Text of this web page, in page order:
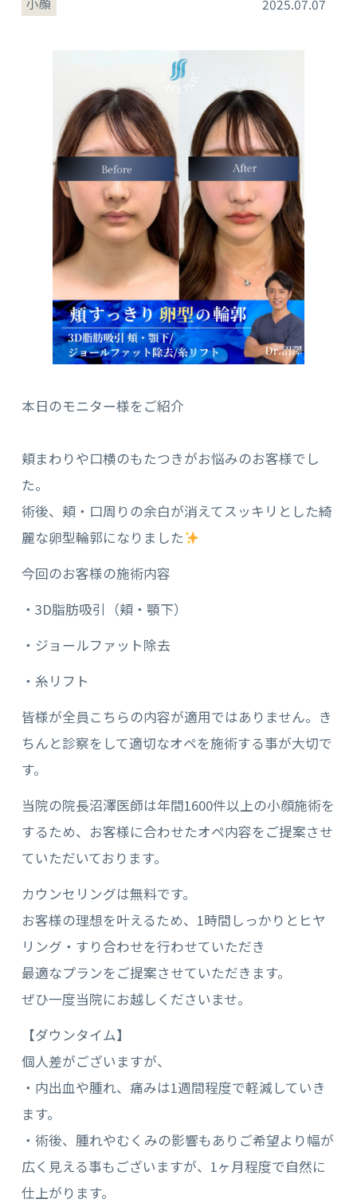
2025.07.07
本日のモニター様をご紹介
頬まわりや口横のもたつきがお悩みのお客様でし
た。
術後、頬・口周りの余白が消えてスッキリとした綺
麗な卵型輪郭になりました
今回のお客様の施術内容
・3D脂肪吸引（頬・顎下）
・ジョールファット除去
・糸リフト
皆様が全員こちらの内容が適用ではありません。き
ちんと診察をして適切なオペを施術する事が大切で
す。
当院の院長沼澤医師は年間1600件以上の小顔施術を
するため、お客様に合わせたオペ内容をご提案させ
ていただいております。
カウンセリングは無料です。
お客様の理想を叶えるため、1時間しっかりとヒヤ
リング・すり合わせを行わせていただき
最適なプランをご提案させていただきます。
ぜひ一度当院にお越しくださいませ。
【ダウンタイム】
個人差がございますが、
・内出血や腫れ、痛みは1週間程度で軽減していき
ます。
・術後、腫れやむくみの影響もありご希望より幅が
広く見える事もございますが、1ヶ月程度で自然に
仕上がります。